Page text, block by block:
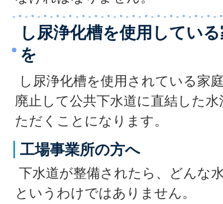
し尿浄化槽を使用してい
を
し尿浄化槽を使用されている家
廃止して公共下水道に直結した
ただくことになります。
工場事業所の方へ
下水道が整備されたら、どんな
というわけではありません。